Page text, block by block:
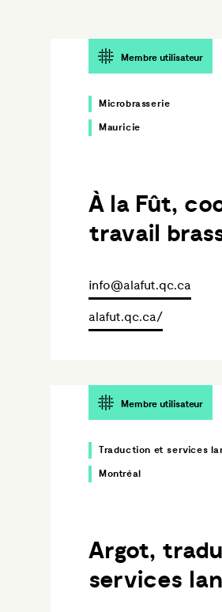
Membre utilisateur
Microbrasserie
Mauricie
À la Fût,
travail
info@alafut.qc.ca
alafut.qc.ca/
Membre utilisateur
Traduction et services
Montréal
Argot,
services